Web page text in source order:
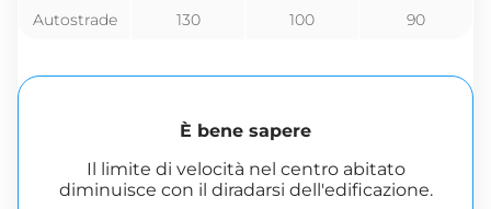
Autostrade 130 100 90
È bene sapere
Il limite di velocità nel centro abitato
diminuisce con il diradarsi dell'edificazione.